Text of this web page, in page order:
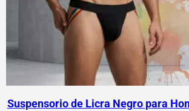
Suspensorio de Licra Negro para